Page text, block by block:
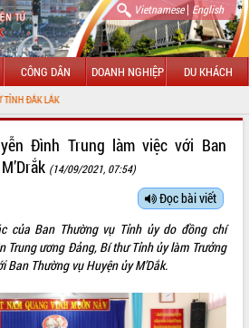
Vietnamese| English
CÔNG DÂN DOANH NGHIỆP DU KHÁCH
Đình Trung làm việc với Ban
(14/09/2021, 07:54)
Đọc bài viết
của Ban Thường vụ Tỉnh ủy do đồng chí
Trung ương Đảng, Bí thư Tỉnh ủy làm Trưởng
Thường vụ Huyện ủy M’Dắk.